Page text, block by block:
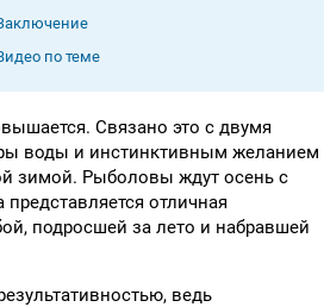
по теме
Связано это с двумя
воды и инстинктивным желанием
зимой. Рыболовы ждут осень с
отличная
подросшей за лето и набравшей
ведь